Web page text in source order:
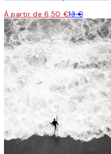
À partir de 6,50 €13 €